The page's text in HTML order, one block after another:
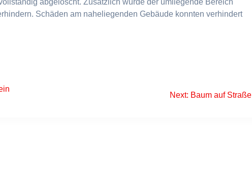
Schäden am naheliegenden Gebäude konnten verhindert
Next: Next
Baum auf Straße